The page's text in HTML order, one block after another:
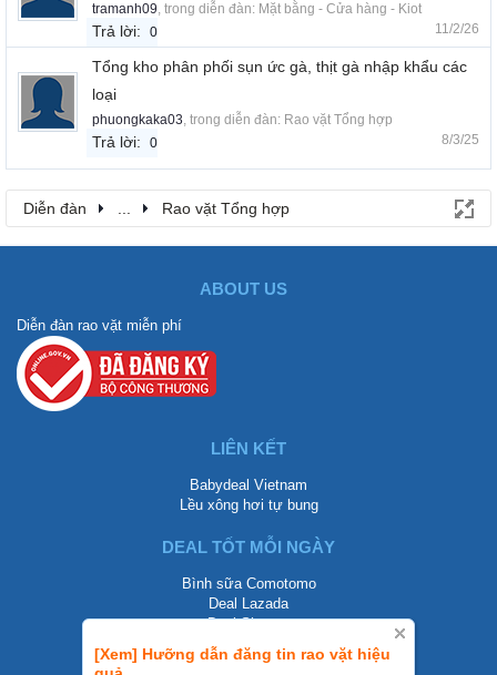
[Xem] Hưỡng dẫn đăng tin rao vặt hiệu
tramanh09, trong diễn đàn: Mặt bằng - Cửa hàng - Kiot
Trả lời: 0 11/2/26
Tổng kho phân phối sụn ức gà, thịt gà nhập khẩu các
loại
phuongkaka03, trong diễn đàn: Rao vặt Tổng hợp
Trả lời: 0 8/3/25
Diễn đàn ... Rao vặt Tổng hợp
ABOUT US
Diễn đàn rao vặt miễn phí
LIÊN KẾT
Babydeal Vietnam
Lều xông hơi tự bung
DEAL TỐT MỖI NGÀY
Bình sữa Comotomo
Deal Lazada
Deal Shopee
LIÊN HỆ